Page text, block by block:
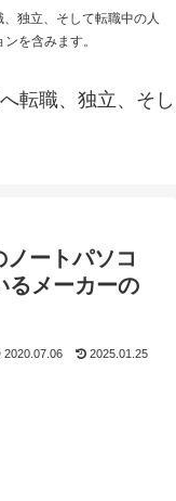
独立、そして転職中の人
を含みます。
転職、独立、そし
ートパソコ
るメーカーの
2020.07.06 2025.01.25